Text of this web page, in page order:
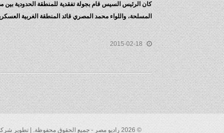
كان الرئيس السيس قام بجولة تفقدية للمنطقة الحدودية بين
المسلحة، واللواء محمد المصري قائد المنطقة الغربية
2015-02-18
© 2026 راديو مصر - جميع الحقوق محفوظة. | تطوير شركة